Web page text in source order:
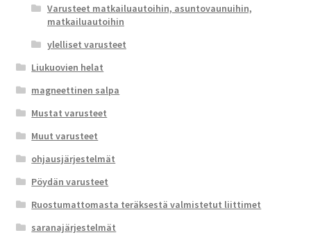
Varusteet matkailuautoihin, asuntovaunuihin,
matkailuautoihin
ylelliset varusteet
Liukuovien helat
magneettinen salpa
Mustat varusteet
Muut varusteet
ohjausjärjestelmät
Pöydän varusteet
Ruostumattomasta teräksestä valmistetut liittimet
saranajärjestelmät